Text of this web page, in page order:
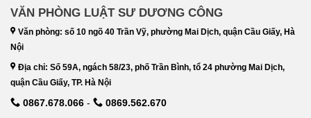
VĂN PHÒNG LUẬT SƯ DƯƠNG CÔNG
Văn phòng: số 10 ngõ 40 Trần Vỹ, phường Mai Dịch, quận Cầu Giấy, Hà
Nội
Địa chỉ: Số 59A, ngách 58/23, phố Trần Bình, tổ 24 phường Mai Dịch,
quận Cầu Giấy, TP. Hà Nội
0867.678.066 - 0869.562.670